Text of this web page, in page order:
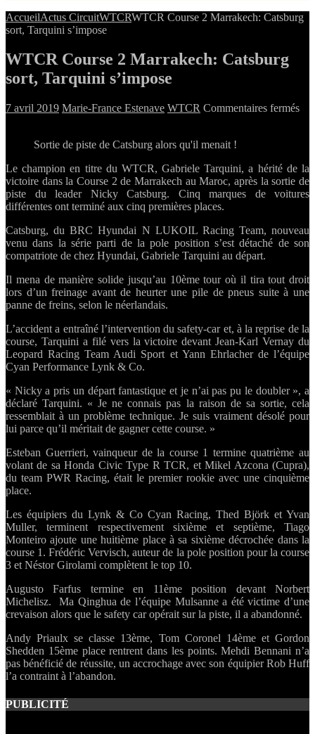
AccueilActus CircuitWTCRWTCR Course 2 Marrakech: Catsburg
sort, Tarquini s’impose
WTCR Course 2 Marrakech: Catsburg
sort, Tarquini s’impose
7 avril 2019 Marie-France Estenave WTCR Commentaires ferméssur
Sortie de piste de Catsburg alors qu'il menait !
Le champion en titre du WTCR, Gabriele Tarquini, a hérité de la
victoire dans la Course 2 de Marrakech au Maroc, après la sortie de
piste du leader Nicky Catsburg. Cinq marques de voitures
différentes ont terminé aux cinq premières places.
Catsburg, du BRC Hyundai N LUKOIL Racing Team, nouveau
venu dans la série parti de la pole position s’est détaché de son
compatriote de chez Hyundai, Gabriele Tarquini au départ.
Il mena de manière solide jusqu’au 10ème tour où il tira tout droit
lors d’un freinage avant de heurter une pile de pneus suite à une
panne de freins, selon le néerlandais.
L’accident a entraîné l’intervention du safety-car et, à la reprise de la
course, Tarquini a filé vers la victoire devant Jean-Karl Vernay du
Leopard Racing Team Audi Sport et Yann Ehrlacher de l’équipe
Cyan Performance Lynk & Co.
« Nicky a pris un départ fantastique et je n’ai pas pu le doubler », a
déclaré Tarquini. « Je ne connais pas la raison de sa sortie, cela
ressemblait à un problème technique. Je suis vraiment désolé pour
lui parce qu’il méritait de gagner cette course. »
Esteban Guerrieri, vainqueur de la course 1 termine quatrième au
volant de sa Honda Civic Type R TCR, et Mikel Azcona (Cupra),
du team PWR Racing, était le premier rookie avec une cinquième
place.
Les équipiers du Lynk & Co Cyan Racing, Thed Björk et Yvan
Muller, terminent respectivement sixième et septième, Tiago
Monteiro ajoute une huitième place à sa sixième décrochée dans la
course 1. Frédéric Vervisch, auteur de la pole position pour la course
3 et Néstor Girolami complètent le top 10.
Augusto Farfus termine en 11ème position devant Norbert
Michelisz. Ma Qinghua de l’équipe Mulsanne a été victime d’une
crevaison alors que le safety car opérait sur la piste, il a abandonné.
Andy Priaulx se classe 13ème, Tom Coronel 14ème et Gordon
Shedden 15ème place rentrent dans les points. Mehdi Bennani n’a
pas bénéficié de réussite, un accrochage avec son équipier Rob Huff
l’a contraint à l’abandon.
PUBLICITÉ